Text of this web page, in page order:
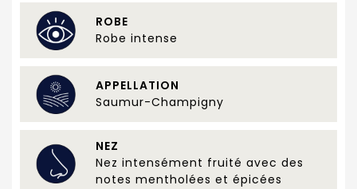
ROBE
Robe intense
APPELLATION
Saumur-Champigny
NEZ
Nez intensément fruité avec des
notes mentholées et épicées